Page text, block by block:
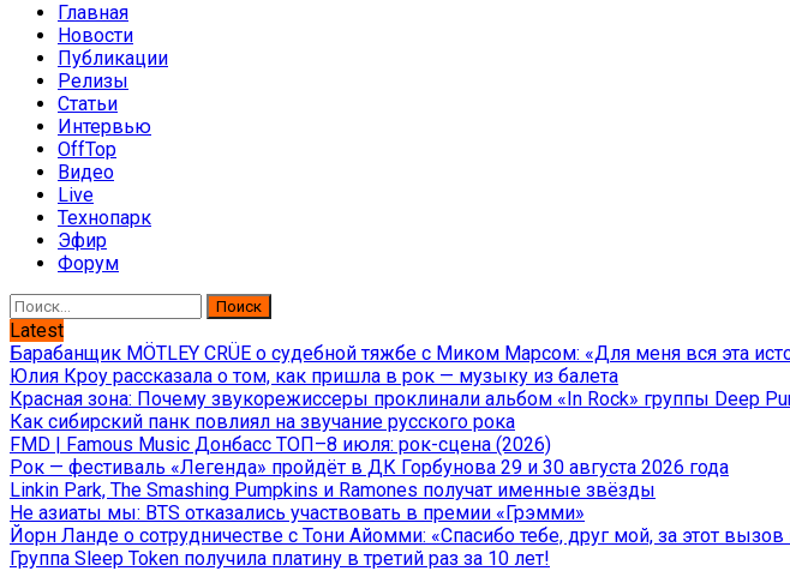
Главная
Новости
Публикации
Релизы
Статьи
Интервью
OffTop
Видео
Live
Технопарк
Эфир
Форум
Найти:
Latest
Барабанщик MÖTLEY CRÜE о судебной тяжбе с Миком Марсом: «Для меня вся эта
Юлия Кроу рассказала о том, как пришла в рок — музыку из балета
Красная зона: Почему звукорежиссеры проклинали альбом «In Rock» группы Deep
Как сибирский панк повлиял на звучание русского рока
FMD | Famous Music Донбасс ТОП–8 июля: рок-сцена (2026)
Рок — фестиваль «Легенда» пройдёт в ДК Горбунова 29 и 30 августа 2026 года
Linkin Park, The Smashing Pumpkins и Ramones получат именные звёзды
Не азиаты мы: BTS отказались участвовать в премии «Грэмми»
Йорн Ланде о сотрудничестве с Тони Айомми: «Спасибо тебе, друг мой, за этот
Группа Sleep Token получила платину в третий раз за 10 лет!